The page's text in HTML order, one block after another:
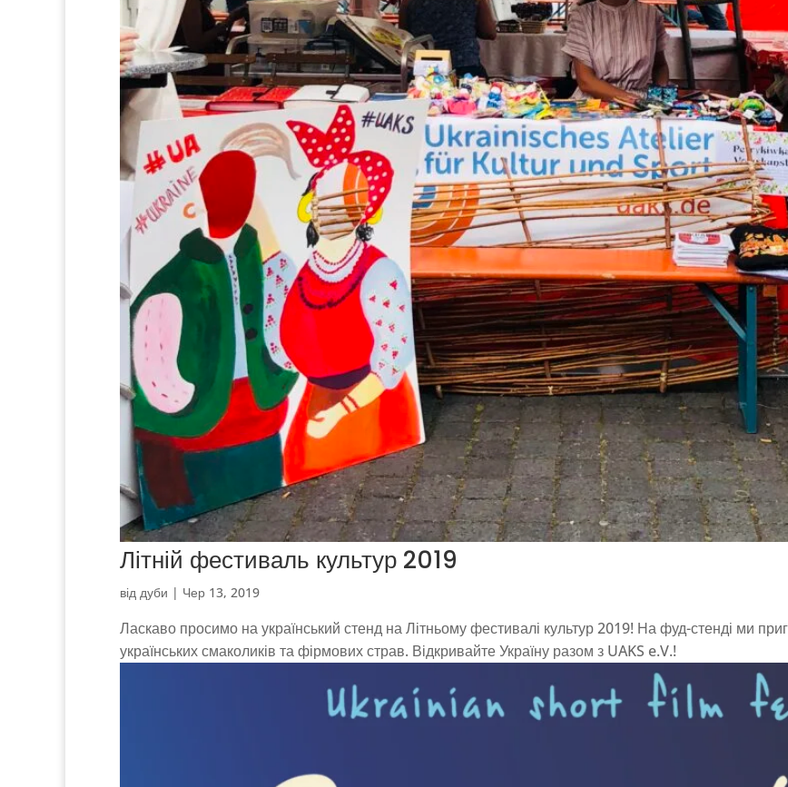
Літній фестиваль культур 2019
від дуби | Чер 13, 2019
Ласкаво просимо на український стенд на Літньому фестивалі культур 2019! На фуд-стенді ми
українських смаколиків та фірмових страв. Відкривайте Україну разом з UAKS e.V.!